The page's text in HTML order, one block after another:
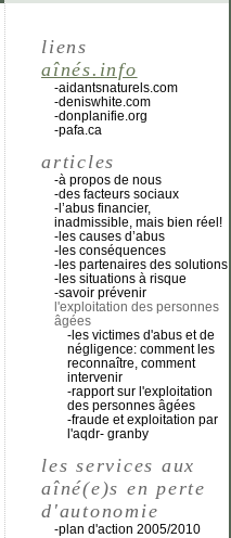
liens
aînés.info
-aidantsnaturels.com
-deniswhite.com
-donplanifie.org
-pafa.ca
articles
-à propos de nous
-des facteurs sociaux
-l’abus financier,
inadmissible, mais bien réel!
-les causes d’abus
-les conséquences
-les partenaires des solutions
-les situations à risque
-savoir prévenir
l'exploitation des personnes
âgées
-les victimes d'abus et de
négligence: comment les
reconnaître, comment
intervenir
-rapport sur l'exploitation
des personnes âgées
-fraude et exploitation par
l'aqdr- granby
les services aux
aîné(e)s en perte
d'autonomie
-plan d'action 2005/2010